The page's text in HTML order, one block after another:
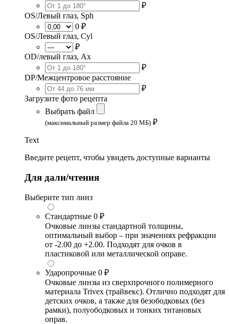
₽
OS/Левый глаз, Sph
0 ₽
OS/Левый глаз, Cyl
₽
OD/левый глаз, Ax
₽
DP/Межцентровое расстояние
₽
Загрузите фото рецепта
Выбрать файл
(максимальный размер файла 20 МБ) ₽
Text
Введите рецепт, чтобы увидеть доступные варианты
Для дали/чтения
Выберите тип линз
Стандартные 0 ₽
Очковые линзы стандартной толщины,
оптимальный выбор – при значениях рефракции
от -2.00 до +2.00. Подходят для очков в
пластиковой или металлической оправе.
Ударопрочные 0 ₽
Очковые линзы из сверхпрочного полимерного
материала Trivex (трайвекс). Отлично подходят для
детских очков, а также для безободковых (без
рамки), полуободковых и тонких титановых
оправ.